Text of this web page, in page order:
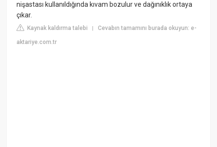
nişastası kullanıldığında kıvam bozulur ve dağınıklık ortaya
çıkar.
Kaynak kaldırma talebi |Cevabın tamamını burada okuyun: e-
aktariye.com.tr